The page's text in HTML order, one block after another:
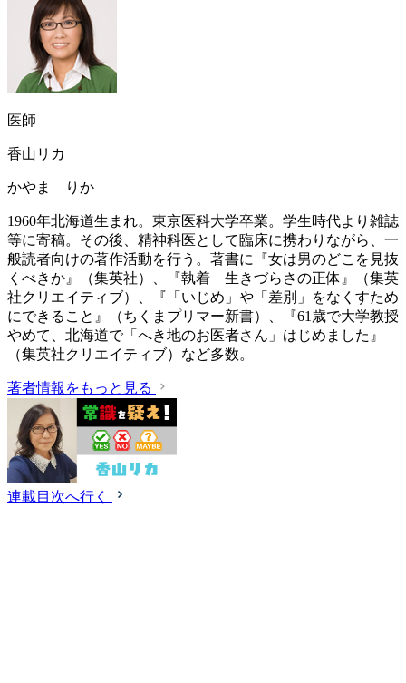
医師
香山リカ
かやま りか
1960年北海道生まれ。東京医科大学卒業。学生時代より雑誌
等に寄稿。その後、精神科医として臨床に携わりながら、一
般読者向けの著作活動を行う。著書に『女は男のどこを見抜
くべきか』（集英社）、『執着 生きづらさの正体』（集英
社クリエイティブ）、『「いじめ」や「差別」をなくすため
にできること』（ちくまプリマー新書）、『61歳で大学教授
やめて、北海道で「へき地のお医者さん」はじめました』
（集英社クリエイティブ）など多数。
著者情報をもっと見る
連載目次へ行く